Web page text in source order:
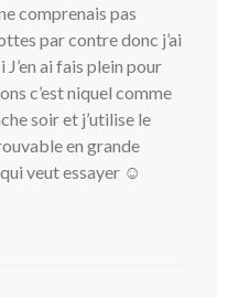
comprenais pas
par contre donc j’ai
J’en ai fais plein pour
c’est niquel comme
soir et j’utilise le
en grande
veut essayer ☺